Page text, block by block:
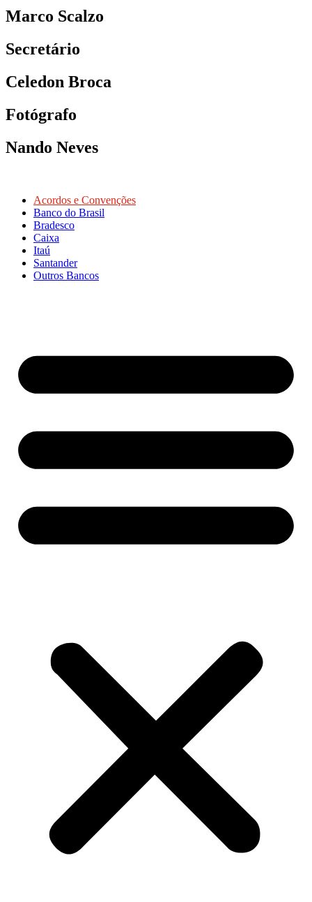
Marco Scalzo
Secretário
Celedon Broca
Fotógrafo
Nando Neves
Acordos e Convenções
Banco do Brasil
Bradesco
Caixa
Itaú
Santander
Outros Bancos